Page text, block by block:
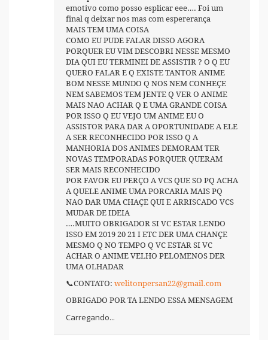
emotivo como posso esplicar eee…. Foi um
final q deixar nos mas com espererança
MAIS TEM UMA COISA
COMO EU PUDE FALAR DISSO AGORA
PORQUER EU VIM DESCOBRI NESSE MESMO
DIA QUI EU TERMINEI DE ASSISTIR ? O Q EU
QUERO FALAR E Q EXISTE TANTOR ANIME
BOM NESSE MUNDO Q NOS NEM CONHEÇE
NEM SABEMOS TEM JENTE Q VER O ANIME
MAIS NAO ACHAR Q E UMA GRANDE COISA
POR ISSO Q EU VEJO UM ANIME EU O
ASSISTOR PARA DAR A OPORTUNIDADE A ELE
A SER RECONHECIDO POR ISSO Q A
MANHORIA DOS ANIMES DEMORAM TER
NOVAS TEMPORADAS PORQUER QUERAM
SER MAIS RECONHECIDO
POR FAVOR EU PERÇO A VCS QUE SO PQ ACHA
A QUELE ANIME UMA PORCARIA MAIS PQ
NAO DAR UMA CHAÇE QUI E ARRISCADO VCS
MUDAR DE IDEIA
….MUITO OBRIGADOR SI VC ESTAR LENDO
ISSO EM 2019 20 21 I ETC DER UMA CHANÇE
MESMO Q NO TEMPO Q VC ESTAR SI VC
ACHAR O ANIME VELHO PELOMENOS DER
UMA OLHADAR
📞CONTATO: welitonpersan22@gmail.com
OBRIGADO POR TA LENDO ESSA MENSAGEM
Carregando...